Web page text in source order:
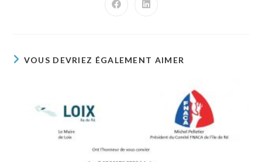
VOUS DEVRIEZ ÉGALEMENT AIMER